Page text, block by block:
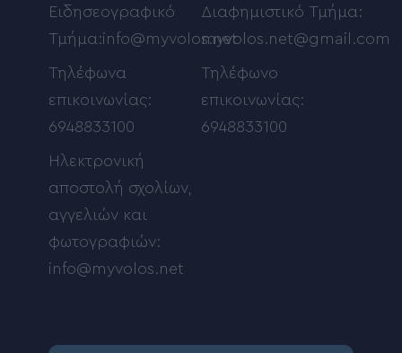
Ειδησεογραφικό
Τμήμα:info@myvolos.net
Τηλέφωνα
επικοινωνίας:
6948833100
Ηλεκτρονική
αποστολή σχολίων,
αγγελιών και
φωτογραφιών:
info@myvolos.net
Διαφημιστικό Τμήμα:
myvolos.net@gmail.com
Τηλέφωνο
επικοινωνίας:
6948833100